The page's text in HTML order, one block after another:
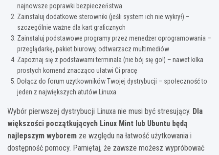
najnowsze poprawki bezpieczeństwa
Zainstaluj dodatkowe sterowniki (jeśli system ich nie wykrył) –
szczególnie ważne dla kart graficznych
Zainstaluj podstawowe programy przez menedżer oprogramowania –
przeglądarkę, pakiet biurowy, odtwarzacz multimediów
Zapoznaj się z podstawami terminala (nie bój się go!) – nawet kilka
prostych komend znacząco ułatwi Ci pracę
Dołącz do forum użytkowników Twojej dystrybucji – społeczność to
jeden z największych atutów Linuxa
Wybór pierwszej dystrybucji Linuxa nie musi być stresujący. Dla
większości początkujących Linux Mint lub Ubuntu będą
najlepszym wyborem ze względu na łatwość użytkowania i
dostępność pomocy. Pamiętaj, że zawsze możesz wypróbować